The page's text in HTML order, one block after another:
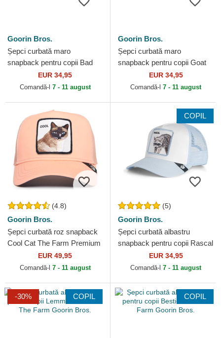
Goorin Bros.
Șepci curbată maro
snapback pentru copii Bad
Boy Mini The Farm Goorin
Bros.
EUR 34,95
Comandă-l 7 - 11 august
Goorin Bros.
Șepci curbată maro
snapback pentru copii Goat
Mini The Farm Goorin Bros.
EUR 34,95
Comandă-l 7 - 11 august
(4.8)
Goorin Bros.
Șepci curbată roz snapback
Cool Cat The Farm Premium
The Farm Goorin Bros.
EUR 49,95
Comandă-l 7 - 11 august
COPIL
(5)
Goorin Bros.
Șepci curbată albastru
snapback pentru copii Rascal
Raccoon Mini The Farm
Goorin Bros.
EUR 34,95
Comandă-l 7 - 11 august
-30% COPIL COPIL